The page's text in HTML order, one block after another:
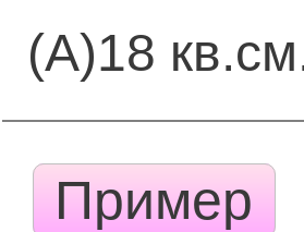
(А)18
Пример